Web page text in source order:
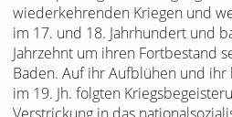
wiederkehrenden Kriegen und
im 17. und 18. Jahrhundert und
Jahrzehnt um ihren Fortbestand
Baden. Auf ihr Aufblühen und ihr
im 19. Jh. folgten